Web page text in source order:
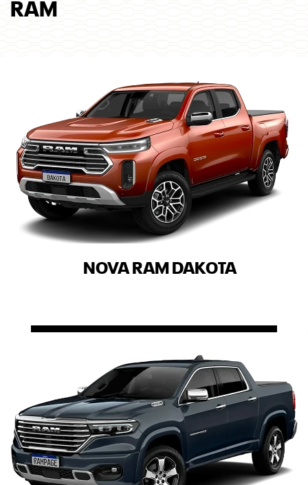
RAM
NOVA RAM DAKOTA